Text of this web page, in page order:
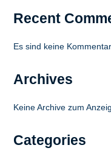
Recent
Es sind keine
Archives
Keine Archive zum
Categories